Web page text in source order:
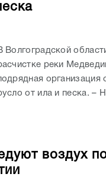
Волгоградской
реки
от ила и песка. –
воздух